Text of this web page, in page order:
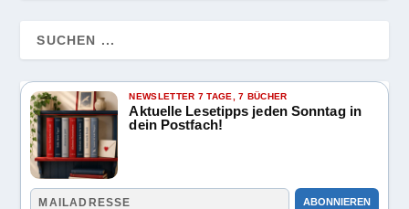
NEWSLETTER 7 TAGE, 7 BÜCHER
Aktuelle Lesetipps jeden Sonntag in
dein Postfach!
ABONNIEREN